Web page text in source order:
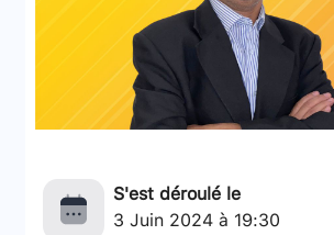
S'est déroulé le
3 Juin 2024 à 19:30